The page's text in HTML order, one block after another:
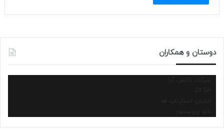
دوستان و همکاران
شرکت دانش آرا
انجمن استارتاپ ها
نانو پروسسور